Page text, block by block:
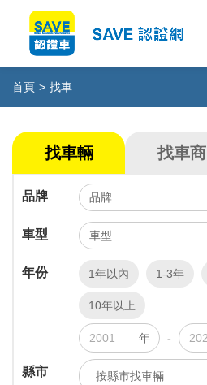
首頁 > 找車
找車輛 找車商
品牌
車型
年份 1年以內 1-3年
10年以上
年 -
縣市 按縣市找車輛